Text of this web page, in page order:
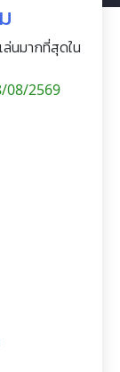
นมากที่สุดใน
08/2569